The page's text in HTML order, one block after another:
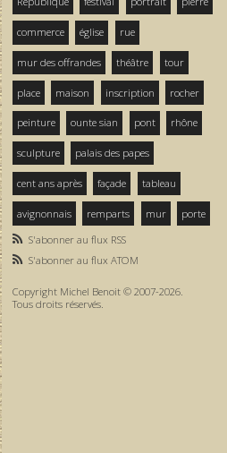
commerce église rue
mur des offrandes théâtre tour
place maison inscription rocher
peinture ounte sian pont rhône
sculpture palais des papes
cent ans après façade tableau
avignonnais remparts mur
porte
S'abonner au flux RSS
S'abonner au flux ATOM
Copyright Michel Benoit © 2007-2026.
Tous droits réservés.